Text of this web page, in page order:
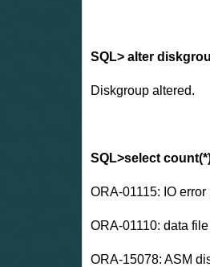
SQL> alter
Diskgroup altered.
SQL>select
ORA-01115: IO
ORA-01110: data
ORA-15078: ASM